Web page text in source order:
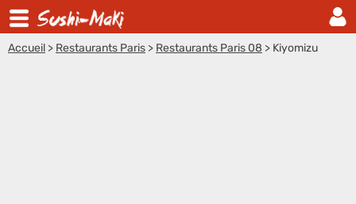
Accueil > Restaurants Paris > Restaurants Paris 08 > Kiyomizu